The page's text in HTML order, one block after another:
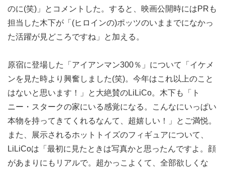
のに(笑)」とコメントした。すると、映画公開時にはPRも
担当した木下が「(ヒロインの)ポッツのいままでになかっ
た活躍が見どころですね」と加える。
原宿に登場した「アイアンマン300％」について「イケメ
ンを見た時より興奮しました(笑)。今年はこれ以上のこと
はないと思います！」と大絶賛のLiLiCo。木下も「ト
ニー・スタークの家にいる感覚になる。こんなにいっぱい
本物を持ってきてくれるなんて、超嬉しい！」とご満悦。
また、展示されるホットトイズのフィギュアについて、
LiLiCoは「最初に見たときは写真かと思ったんですよ。顔
があまりにもリアルで。超かっこよくて、全部欲しくな